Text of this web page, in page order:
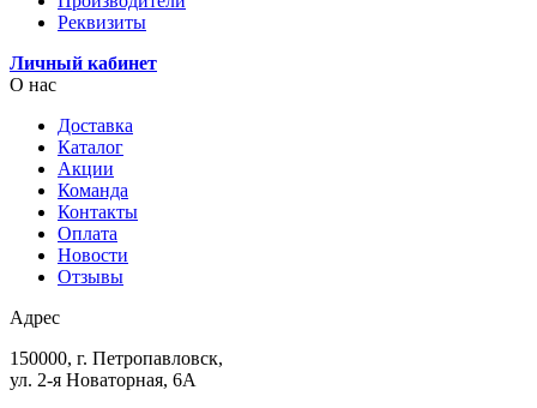
Реквизиты
Личный кабинет
О нас
Доставка
Каталог
Акции
Команда
Контакты
Оплата
Новости
Отзывы
Адрес
150000, г. Петропавловск,
ул. 2-я Новаторная, 6А